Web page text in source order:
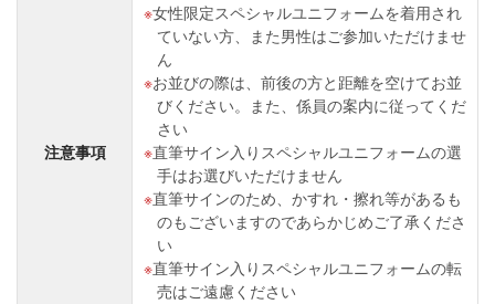
注意事項
女性限定スペシャルユニフォームを着用され
ていない方、また男性はご参加いただけませ
ん
お並びの際は、前後の方と距離を空けてお並
びください。また、係員の案内に従ってくだ
さい
直筆サイン入りスペシャルユニフォームの選
手はお選びいただけません
直筆サインのため、かすれ・擦れ等があるも
のもございますのであらかじめご了承くださ
い
直筆サイン入りスペシャルユニフォームの転
売はご遠慮ください